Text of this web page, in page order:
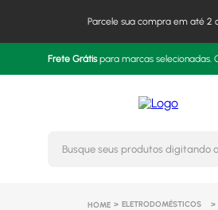
Parcele sua compra em até 2
Frete Grátispara marcas selecionadas.
ELETRODOMÉSTICOS